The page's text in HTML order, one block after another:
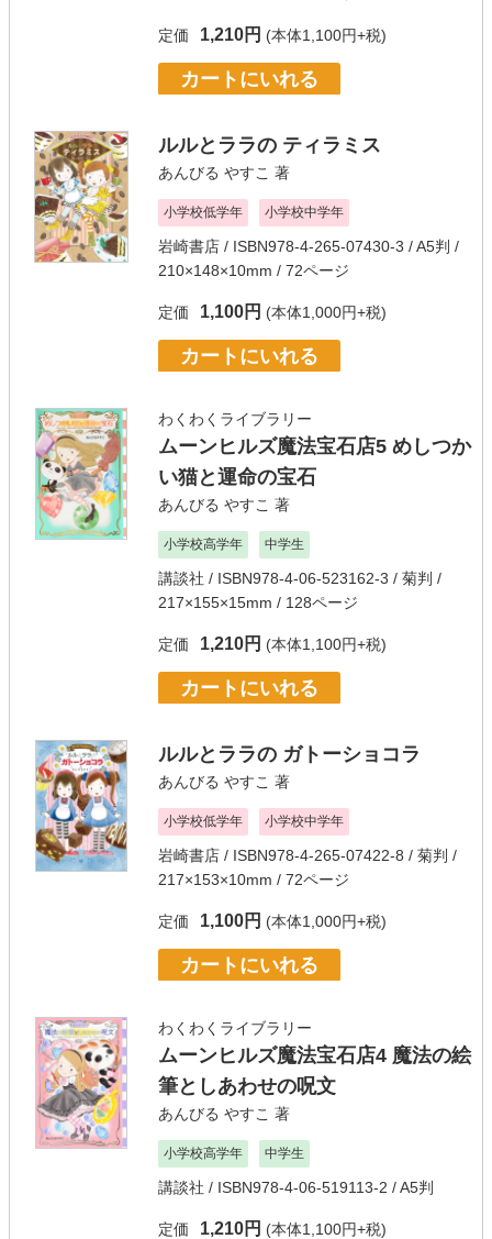
定価 1,210円 (本体1,100円+税)
カートにいれる
ルルとララの ティラミス
あんびる やすこ 著
小学校低学年 小学校中学年
岩崎書店 / ISBN978-4-265-07430-3 / A5判 /
210×148×10mm / 72ページ
定価 1,100円 (本体1,000円+税)
カートにいれる
わくわくライブラリー
ムーンヒルズ魔法宝石店5 めしつか
い猫と運命の宝石
あんびる やすこ 著
小学校高学年 中学生
講談社 / ISBN978-4-06-523162-3 / 菊判 /
217×155×15mm / 128ページ
定価 1,210円 (本体1,100円+税)
カートにいれる
ルルとララの ガトーショコラ
あんびる やすこ 著
小学校低学年 小学校中学年
岩崎書店 / ISBN978-4-265-07422-8 / 菊判 /
217×153×10mm / 72ページ
定価 1,100円 (本体1,000円+税)
カートにいれる
わくわくライブラリー
ムーンヒルズ魔法宝石店4 魔法の絵
筆としあわせの呪文
あんびる やすこ 著
小学校高学年 中学生
講談社 / ISBN978-4-06-519113-2 / A5判
定価 1,210円 (本体1,100円+税)